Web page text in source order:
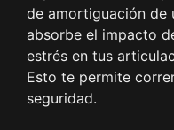
de amortiguación de
absorbe el impacto
estrés en tus
Esto te permite
seguridad.